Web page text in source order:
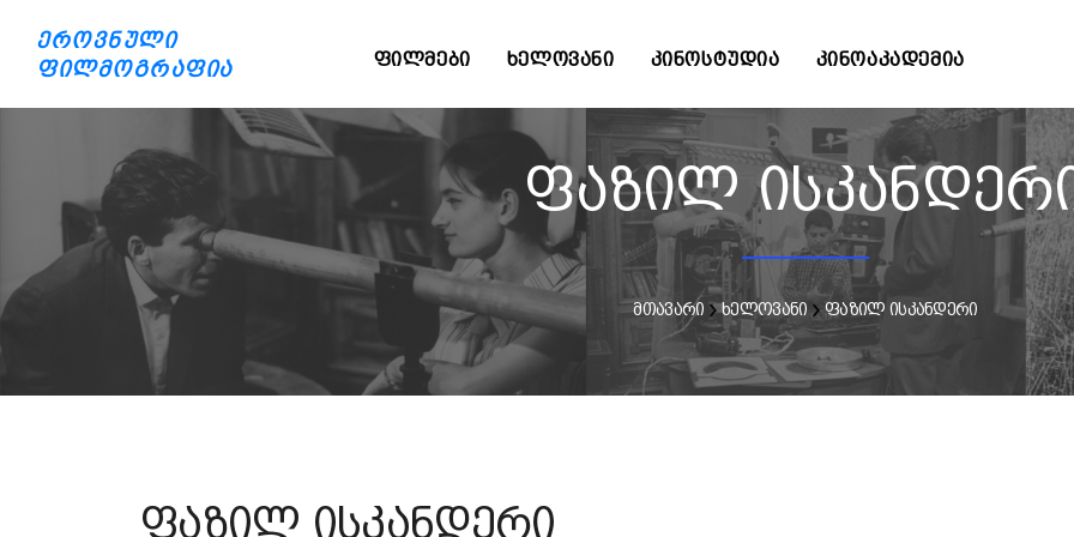
ეროვნული
ფილმოგრაფია
ᲤᲘᲚᲛᲔᲑᲘ ᲮᲔᲚᲝᲕᲐᲜᲘ ᲙᲘᲜᲝᲡᲢᲣᲓᲘᲐ ᲙᲘᲜᲝᲐᲙᲐᲓᲔᲛᲘᲐ
ფაზილ
მთავარი ხელოვანი ფაზილ ისკანდერი
ფაზილ ისკანდერი